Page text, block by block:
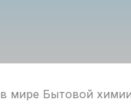
мире Бытовой химии